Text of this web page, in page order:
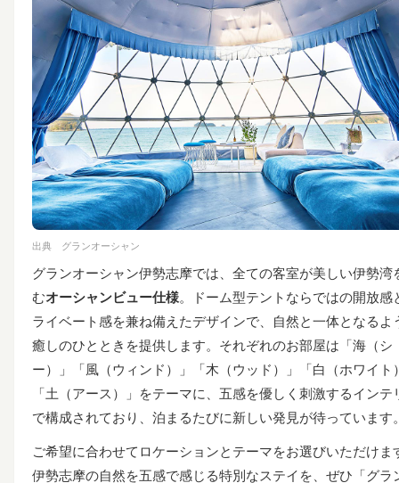
出典 グランオーシャン
グランオーシャン伊勢志摩では、全ての客室が美しい伊勢湾
むオーシャンビュー仕様。ドーム型テントならではの開放感
ライベート感を兼ね備えたデザインで、自然と一体となるよ
癒しのひとときを提供します。それぞれのお部屋は「海（シ
ー）」「風（ウィンド）」「木（ウッド）」「白（ホワイト
「土（アース）」をテーマに、五感を優しく刺激するインテ
で構成されており、泊まるたびに新しい発見が待っています
ご希望に合わせてロケーションとテーマをお選びいただけま
伊勢志摩の自然を五感で感じる特別なステイを、ぜひ「グラ